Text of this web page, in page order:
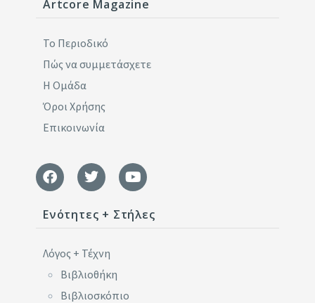
Artcore Magazine
Το Περιοδικό
Πώς να συμμετάσχετε
Η Ομάδα
Όροι Χρήσης
Επικοινωνία
Ενότητες + Στήλες
Λόγος + Τέχνη
Βιβλιοθήκη
Βιβλιοσκόπιο